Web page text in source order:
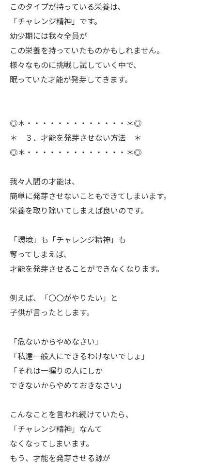
このタイプが持っている栄養は、
「チャレンジ精神」です。
幼少期には我々全員が
この栄養を持っていたものかもしれません。
様々なものに挑戦し試していく中で、
眠っていた才能が発芽してきます。
◎＊・・・・・・・・・・・・・＊◎
＊ ３．才能を発芽させない方法 ＊
◎＊・・・・・・・・・・・・・＊◎
ㅤ我々人間の才能は、
簡単に発芽させないこともできてしまいます。
栄養を取り除いてしまえば良いのです。
ㅤ「環境」も「チャレンジ精神」も
奪ってしまえば、
才能を発芽させることができなくなります。
ㅤ例えば、「〇〇がやりたい」と
子供が言ったとします。
ㅤ「危ないからやめなさい」
ㅤ「私達一般人にできるわけないでしょ」
ㅤ「それは一握りの人にしか
ㅤできないからやめておきなさい」
ㅤこんなことを言われ続けていたら、
「チャレンジ精神」なんて
なくなってしまいます。
もう、才能を発芽させる源が